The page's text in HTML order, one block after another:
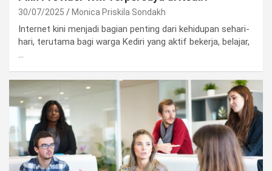
30/07/2025 Monica Priskila Sondakh
Internet kini menjadi bagian penting dari kehidupan sehari-
hari, terutama bagi warga Kediri yang aktif bekerja, belajar,